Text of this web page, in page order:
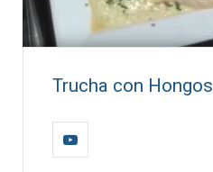
Trucha con Hongos